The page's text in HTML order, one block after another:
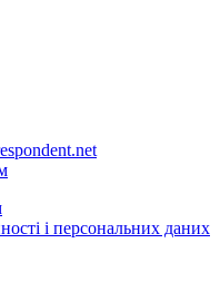
і персональних даних